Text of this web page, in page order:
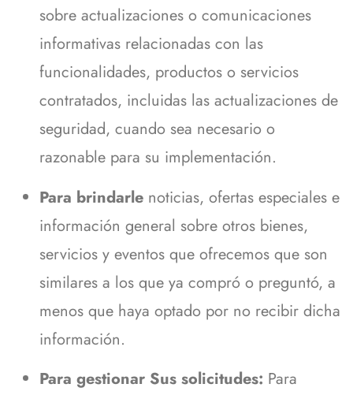
sobre actualizaciones o comunicaciones
informativas relacionadas con las
funcionalidades, productos o servicios
contratados, incluidas las actualizaciones de
seguridad, cuando sea necesario o
razonable para su implementación.
Para brindarle noticias, ofertas especiales e
información general sobre otros bienes,
servicios y eventos que ofrecemos que son
similares a los que ya compró o preguntó, a
menos que haya optado por no recibir dicha
información.
Para gestionar Sus solicitudes: Para